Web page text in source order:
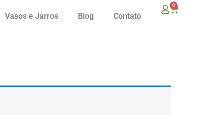
Vasos e Jarros Blog Contato
0